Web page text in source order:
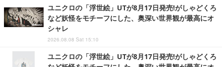
ユニクロの「浮世絵」UTが8月17日発売!がしゃどくろ
など妖怪をモチーフにした、奥深い世界観が最高にオ
シャレ
2026.08.08 Sat 15:10
ユニクロの「浮世絵」UTが8月17日発売!がしゃどくろ